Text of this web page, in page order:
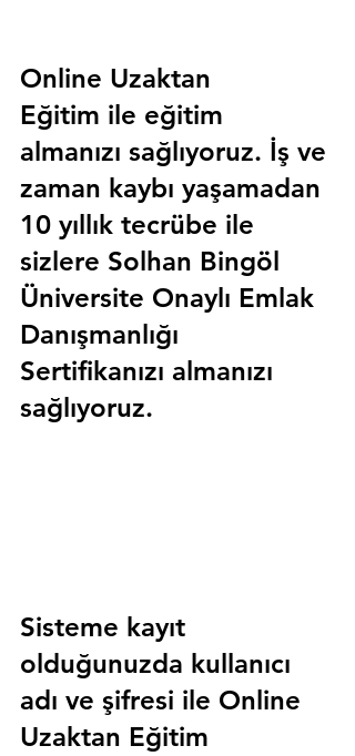
Online Uzaktan
Eğitim ile eğitim
almanızı sağlıyoruz. İş ve
zaman kaybı yaşamadan
10 yıllık tecrübe ile
sizlere Solhan Bingöl
Üniversite Onaylı Emlak
Danışmanlığı
Sertifikanızı almanızı
sağlıyoruz.
Sisteme kayıt
olduğunuzda kullanıcı
adı ve şifresi ile Online
Uzaktan Eğitim